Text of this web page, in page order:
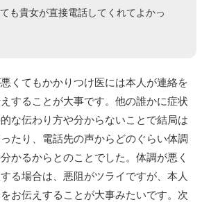
も貴女が直接電話してくれてよかっ
くてもかかりつけ医には本人が連絡を
することが大事です。他の誰かに症状
な伝わり方や分からないことで結局は
たり、電話先の声からどのぐらい体調
かるからとのことでした。体調が悪く
る場合は、悪阻がツライですが、本人
お伝えすることが大事みたいです。次